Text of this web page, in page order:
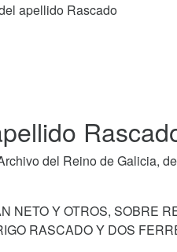
apellido Rascado
del Reino de Galicia,
NETO Y OTROS, SOBRE
RASCADO Y DOS